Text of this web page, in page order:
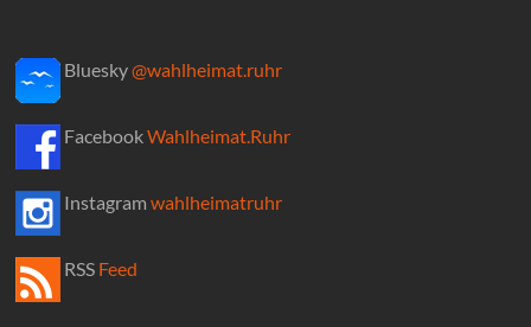
Bluesky@wahlheimat.ruhr
FacebookWahlheimat.Ruhr
Instagramwahlheimatruhr
RSS Feed